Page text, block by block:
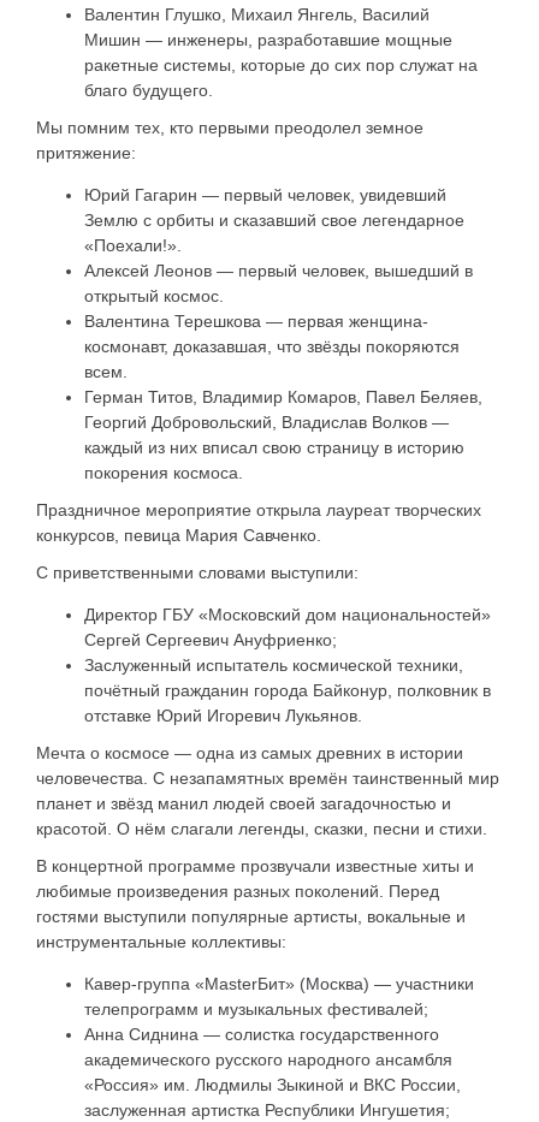
Валентин Глушко, Михаил Янгель, Василий
Мишин — инженеры, разработавшие мощные
ракетные системы, которые до сих пор служат на
благо будущего.
Мы помним тех, кто первыми преодолел земное
притяжение:
Юрий Гагарин — первый человек, увидевший
Землю с орбиты и сказавший свое легендарное
«Поехали!».
Алексей Леонов — первый человек, вышедший в
открытый космос.
Валентина Терешкова — первая женщина-
космонавт, доказавшая, что звёзды покоряются
всем.
Герман Титов, Владимир Комаров, Павел Беляев,
Георгий Добровольский, Владислав Волков —
каждый из них вписал свою страницу в историю
покорения космоса.
Праздничное мероприятие открыла лауреат творческих
конкурсов, певица Мария Савченко.
С приветственными словами выступили:
Директор ГБУ «Московский дом национальностей»
Сергей Сергеевич Ануфриенко;
Заслуженный испытатель космической техники,
почётный гражданин города Байконур, полковник в
отставке Юрий Игоревич Лукьянов.
Мечта о космосе — одна из самых древних в истории
человечества. С незапамятных времён таинственный мир
планет и звёзд манил людей своей загадочностью и
красотой. О нём слагали легенды, сказки, песни и стихи.
В концертной программе прозвучали известные хиты и
любимые произведения разных поколений. Перед
гостями выступили популярные артисты, вокальные и
инструментальные коллективы:
Кавер-группа «MasterБит» (Москва) — участники
телепрограмм и музыкальных фестивалей;
Анна Сиднина — солистка государственного
академического русского народного ансамбля
«Россия» им. Людмилы Зыкиной и ВКС России,
заслуженная артистка Республики Ингушетия;